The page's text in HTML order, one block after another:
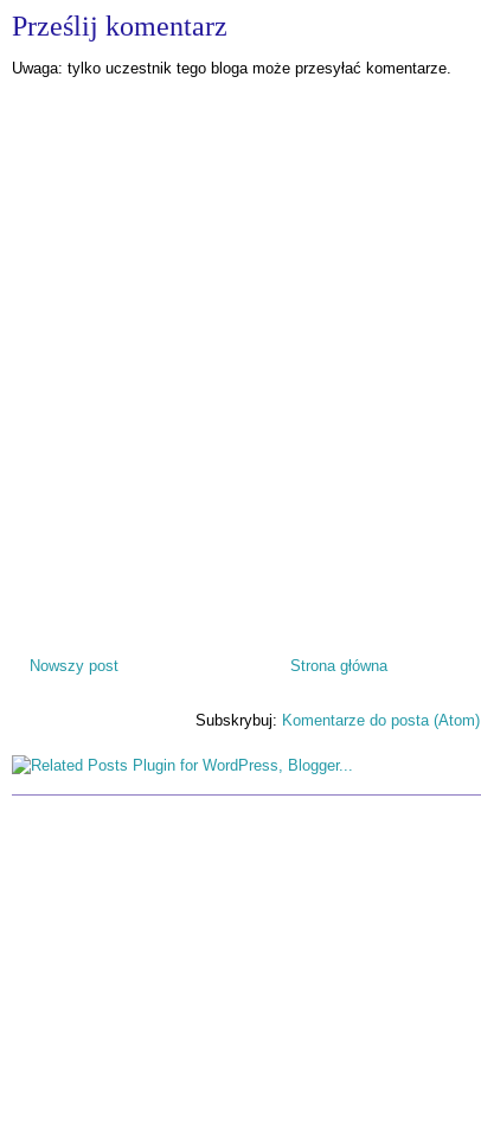
Prześlij komentarz
Uwaga: tylko uczestnik tego bloga może przesyłać komentarze.
Nowszy post Strona główna
Subskrybuj: Komentarze do posta (Atom)